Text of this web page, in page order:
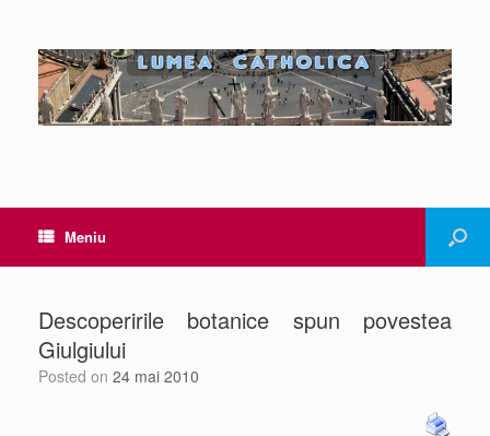
Meniu
Descoperirile botanice spun povestea
Giulgiului
Posted on 24 mai 2010